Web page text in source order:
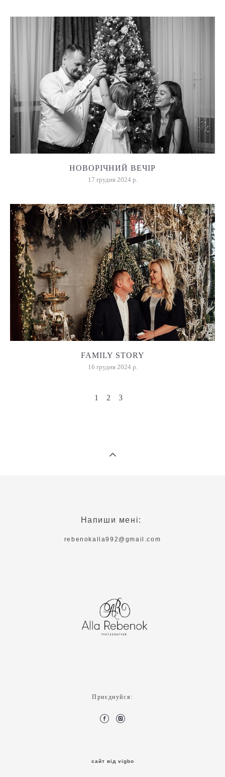
НОВОРІЧНИЙ ВЕЧІР
17 грудня 2024 р.
FAMILY STORY
16 грудня 2024 р.
1 2 3
Напиши мені:
rebenokalla992@gmail.com
Приєднуйся:
сайт від vigbo